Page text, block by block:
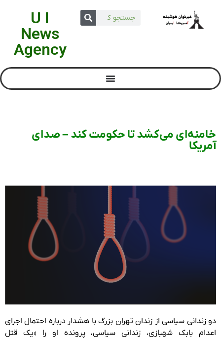
U I
News
Agency
خامنه‌ای می‌کشد تا حکومت کند – صدای
آمریکا
دو زندانی سیاسی از زندان تهران بزرگ با هشدار درباره احتمال اجرای
اعدام بابک شهبازی، زندانی سیاسی، پرونده او را «یک قتل